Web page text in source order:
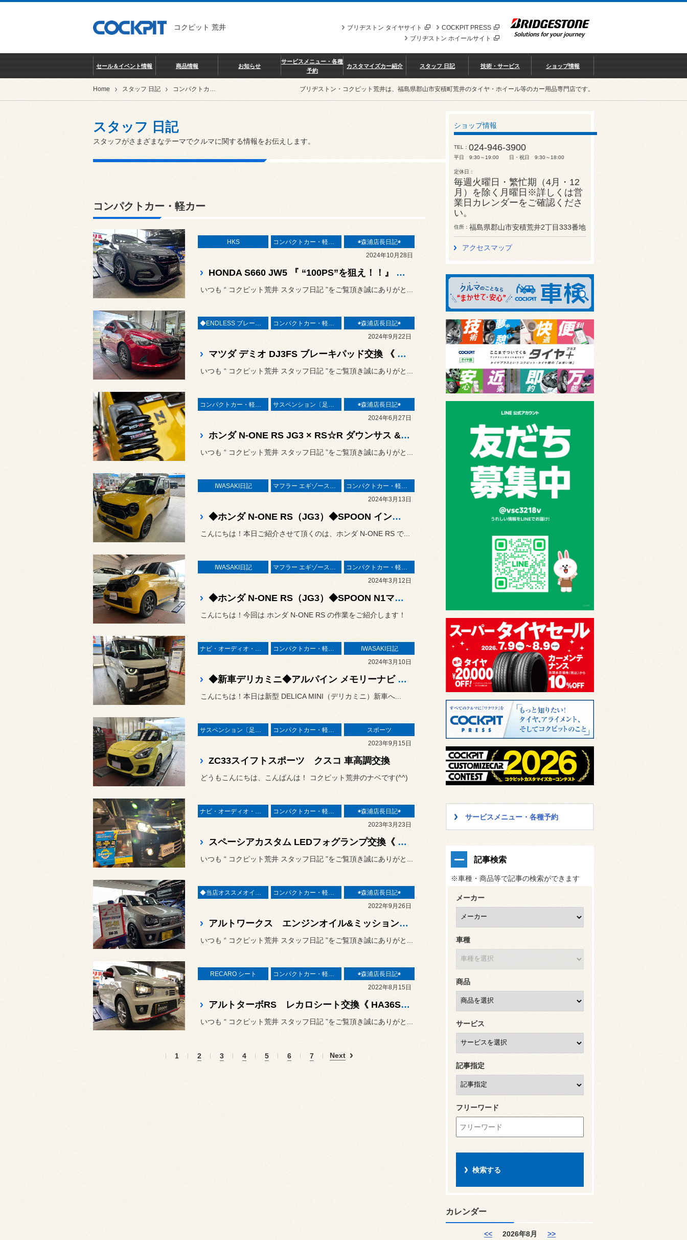
コクピット 荒井 COCKPIT PRESS
ブリヂストン タイヤサイト
ブリヂストン ホイールサイト
セール＆イベント情報 商品情報 お知らせ
サービスメニュー・各種
予約
カスタマイズカー紹介 スタッフ 日記 技術・サービス ショップ情報
Home スタッフ 日記 コンパクトカー・軽カー ブリヂストン・コクピット荒井は、福島県郡山市安積町荒井のタイヤ・ホイール等のカー用品専門店です。
スタッフ 日記
スタッフがさまざまなテーマでクルマに関する情報をお伝えします。
コンパクトカー・軽カー
HKS コンパクトカー・軽カー
◉森浦店長日記◉
2024年10月28日
HONDA S660 JW5 『 “100PS”を狙え！！』 HKS GT100R Package タービン交換 & HKS METAL CATALYZER & HKS 水冷OIL COOLER KIT 取付け
いつも “ コクピット荒井 スタッフ日記 ”をご覧頂き誠にありがと...
◆ENDLESS ブレーキ◆ コンパクトカー・軽カー
◉森浦店長日記◉
2024年9月22日
マツダ デミオ DJ3FS ブレーキパッド交換 《 ENDLESS Super Street S-sports（SSS）》
いつも “ コクピット荒井 スタッフ日記 ”をご覧頂き誠にありがと...
コンパクトカー・軽カー サスペンション〔足廻り〕
◉森浦店長日記◉
2024年6月27日
ホンダ N-ONE RS JG3 × RS☆R ダウンサス & J’sレーシング SUSエキゾーストリーガル50RS マフラー交換
いつも “ コクピット荒井 スタッフ日記 ”をご覧頂き誠にありがと...
IWASAKI日記 マフラー エギゾーストシステム エキゾーストマニホールド
コンパクトカー・軽カー
2024年3月13日
◆ホンダ N-ONE RS（JG3）◆SPOON インタークーラーキット & ビッグスロットルボディの交換作業 #SPOON
こんにちは！本日ご紹介させて頂くのは、ホンダ N-ONE RS で...
IWASAKI日記 マフラー エギゾーストシステム エキゾーストマニホールド
コンパクトカー・軽カー
2024年3月12日
◆ホンダ N-ONE RS（JG3）◆SPOON N1マフラーキット&SPOON エアクリーナー交換作業 #SPOON
こんにちは！今回は ホンダ N-ONE RS の作業をご紹介します！
ナビ・オーディオ・電装品 コンパクトカー・軽カー
IWASAKI日記
2024年3月10日
◆新車デリカミニ◆アルパイン メモリーナビ 11インチ フローティングタイプ ドラレコ ETC 取り付け #DELICAMINI #ALPINE
こんにちは！本日は新型 DELICA MINI（デリカミニ）新車へ...
サスペンション〔足廻り〕 コンパクトカー・軽カー
スポーツ
2023年9月15日
ZC33スイフトスポーツ クスコ 車高調交換
どうもこんにちは、こんばんは！ コクピット荒井のナベです(^^)
ナビ・オーディオ・電装品 コンパクトカー・軽カー
◉森浦店長日記◉
2023年3月23日
スペーシアカスタム LEDフォグランプ交換《 MK32S × Spherelight RIZINGアルファ デュアルカラー 》
いつも “ コクピット荒井 スタッフ日記 ”をご覧頂き誠にありがと...
◆当店オススメオイル◆ コンパクトカー・軽カー
◉森浦店長日記◉
2022年9月26日
アルトワークス エンジンオイル&ミッションオイル交換《HA36S × NUTEC ZZ-01 & ZZ-31》
いつも “ コクピット荒井 スタッフ日記 ”をご覧頂き誠にありがと...
RECARO シート コンパクトカー・軽カー
◉森浦店長日記◉
2022年8月15日
アルトターボRS レカロシート交換《 HA36S × RECARO LX-F アームレスト付き 》
いつも “ コクピット荒井 スタッフ日記 ”をご覧頂き誠にありがと...
1 2 3 4 5 6 7 Next
ショップ情報
TEL 024-946-3900
平日 9:30～19:00 日・祝日 9:30～18:00
定休日
毎週火曜日・繁忙期（4月・12
月）を除く月曜日※詳しくは営
業日カレンダーをご確認くださ
い。
住所 福島県郡山市安積荒井2丁目333番地
アクセスマップ
サービスメニュー・各種予約
記事検索
※車種・商品等で記事の検索ができます
メーカー
車種
商品
サービス
記事指定
フリーワード
カレンダー
<< 2026年8月 >>